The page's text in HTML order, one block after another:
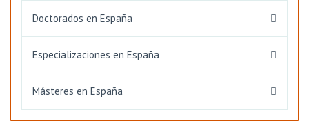
Doctorados en España
Especializaciones en España
Másteres en España